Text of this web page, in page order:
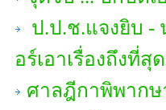
ป.ป.ช.แจงยิบ -
อร์เอาเรื่องถึงที่
ศาลฎีกาพิพากษ